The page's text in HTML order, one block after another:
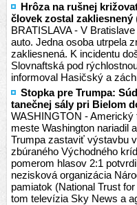
Hrôza na rušnej
človek zostal zakliesnený
BRATISLAVA - V
auto. Jedna osoba utrpela
zakliesnená. K incidentu
Slovnaftská pod
informoval Hasičský a
Stopka pre Trumpa:
tanečnej sály pri Bielom
WASHINGTON -
meste Washington nariadil
Trumpa zastaviť výstavbu
zbúraného Východného
pomerom hlasov 2:1
nezisková organizácia
pamiatok (National Trust
tom televízia Sky News a